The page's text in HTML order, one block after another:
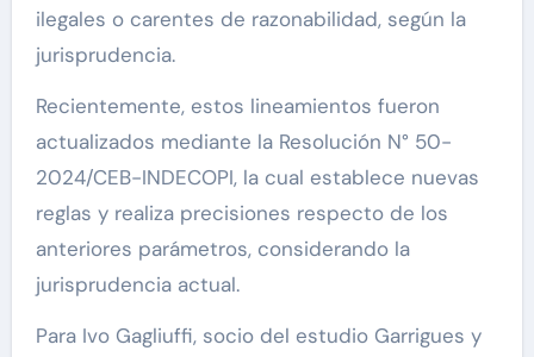
ilegales o carentes de razonabilidad, según la
jurisprudencia.
Recientemente, estos lineamientos fueron
actualizados mediante la Resolución N° 50-
2024/CEB-INDECOPI, la cual establece nuevas
reglas y realiza precisiones respecto de los
anteriores parámetros, considerando la
jurisprudencia actual.
Para Ivo Gagliuffi, socio del estudio Garrigues y